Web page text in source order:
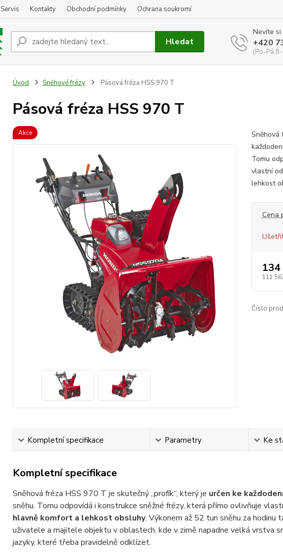
Servis Kontakty Obchodní podmínky Ochrana soukromí
Hledat
Nevíte si
+420
(Po-Pá
Úvod Sněhové frézy Pásová fréza HSS 970 T
Pásová fréza HSS 970 T
Akce
Sněhová
Tomu
vlastní
lehkost
Cena
134
111
Číslo
Kompletní specifikace Parametry Ke
Kompletní specifikace
Sněhová fréza HSS 970 T je skutečný „profík“, který je určen ke
sněhu. Tomu odpovídá i konstrukce sněžné frézy, která přímo ovlivňuje
hlavně komfort a lehkost obsluhy. Výkonem až 52 tun sněhu za hodinu
uživatele a majitele objektu v oblastech, kde v zimě napadne velká vrstva
jazyky, které třeba pravidelně odklízet.